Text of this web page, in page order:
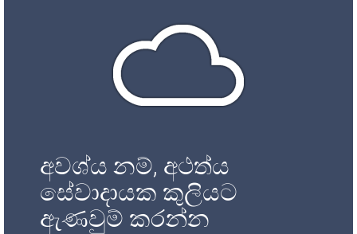
අවශ්ය නම්, අථත්ය
සේවාදායක කුලියට
ඇණවුම් කරන්න